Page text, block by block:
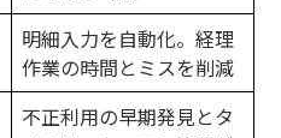
明細入力を自動化。経理
作業の時間とミスを削減
不正利用の早期発見とタ